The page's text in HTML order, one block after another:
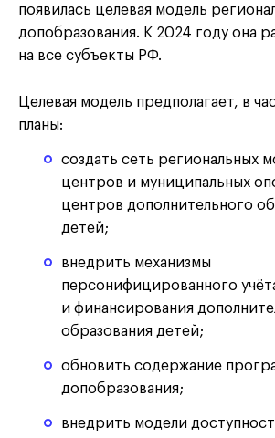
появилась целевая модель
допобразования. К 2024 году она
на все субъекты РФ.
Целевая модель предполагает, в
планы:
создать сеть региональных
центров и муниципальных
центров дополнительного
детей;
внедрить механизмы
персонифицированного
и финансирования
образования детей;
обновить содержание
допобразования;
внедрить модели